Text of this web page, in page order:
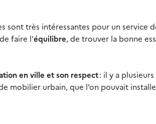
sont très intéressantes pour un service
faire l’équilibre, de trouver la bonne
en ville et son respect: il y a
mobilier urbain, que l’on pouvait